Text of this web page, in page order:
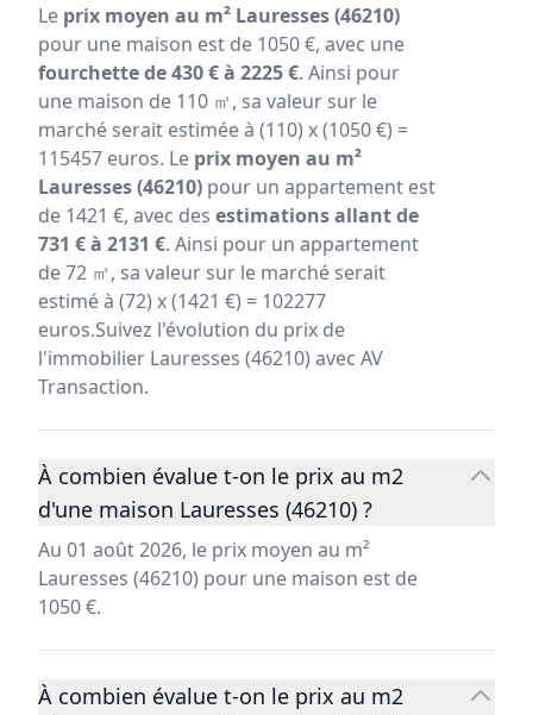
Le prix moyen au m² Lauresses (46210)
pour une maison est de 1050 €, avec une
fourchette de 430 € à 2225 €. Ainsi pour
une maison de 110 ㎡, sa valeur sur le
marché serait estimée à (110) x (1050 €) =
115457 euros. Le prix moyen au m²
Lauresses (46210) pour un appartement est
de 1421 €, avec des estimations allant de
731 € à 2131 €. Ainsi pour un appartement
de 72 ㎡, sa valeur sur le marché serait
estimé à (72) x (1421 €) = 102277
euros.Suivez l'évolution du prix de
l'immobilier Lauresses (46210) avec AV
Transaction.
À combien évalue t-on le prix au m2
d'une maison Lauresses (46210) ?
Au 01 août 2026, le prix moyen au m²
Lauresses (46210) pour une maison est de
1050 €.
À combien évalue t-on le prix au m2